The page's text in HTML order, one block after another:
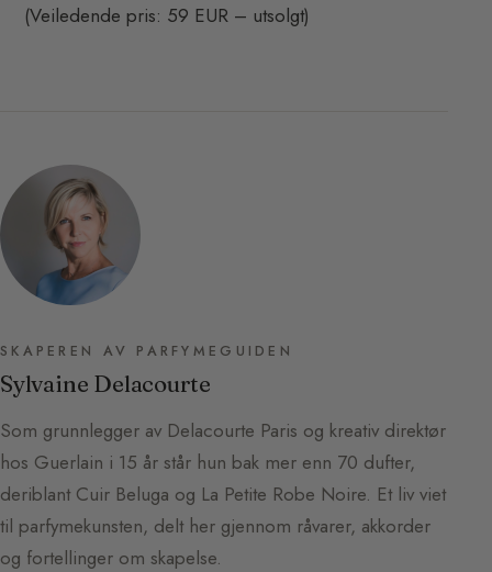
(Veiledende pris: 59 EUR – utsolgt)
SKAPEREN AV PARFYMEGUIDEN
Sylvaine Delacourte
Som grunnlegger av Delacourte Paris og kreativ direktør
hos Guerlain i 15 år står hun bak mer enn 70 dufter,
deriblant Cuir Beluga og La Petite Robe Noire. Et liv viet
til parfymekunsten, delt her gjennom råvarer, akkorder
og fortellinger om skapelse.